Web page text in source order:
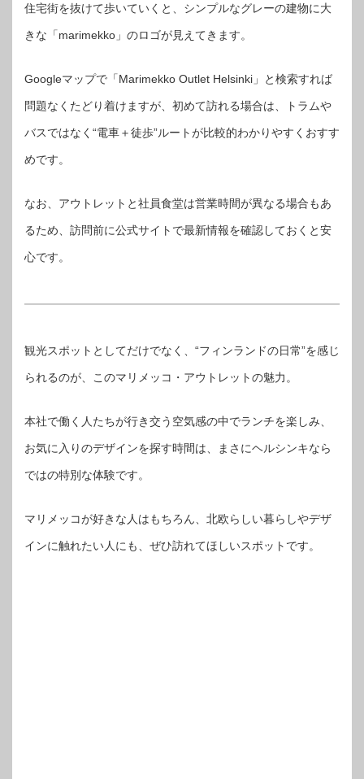
住宅街を抜けて歩いていくと、シンプルなグレーの建物に大
きな「marimekko」のロゴが見えてきます。
Googleマップで「Marimekko Outlet Helsinki」と検索すれば
問題なくたどり着けますが、初めて訪れる場合は、トラムや
バスではなく“電車＋徒歩”ルートが比較的わかりやすくおすす
めです。
なお、アウトレットと社員食堂は営業時間が異なる場合もあ
るため、訪問前に公式サイトで最新情報を確認しておくと安
心です。
観光スポットとしてだけでなく、“フィンランドの日常”を感じ
られるのが、このマリメッコ・アウトレットの魅力。
本社で働く人たちが行き交う空気感の中でランチを楽しみ、
お気に入りのデザインを探す時間は、まさにヘルシンキなら
ではの特別な体験です。
マリメッコが好きな人はもちろん、北欧らしい暮らしやデザ
インに触れたい人にも、ぜひ訪れてほしいスポットです。